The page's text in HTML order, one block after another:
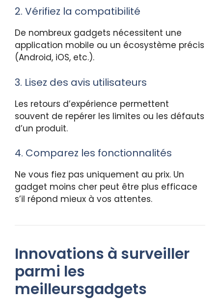
2. Vérifiez la compatibilité
De nombreux gadgets nécessitent une
application mobile ou un écosystème précis
(Android, iOS, etc.).
3. Lisez des avis utilisateurs
Les retours d’expérience permettent
souvent de repérer les limites ou les défauts
d’un produit.
4. Comparez les fonctionnalités
Ne vous fiez pas uniquement au prix. Un
gadget moins cher peut être plus efficace
s’il répond mieux à vos attentes.
Innovations à surveiller
parmi les
meilleursgadgets